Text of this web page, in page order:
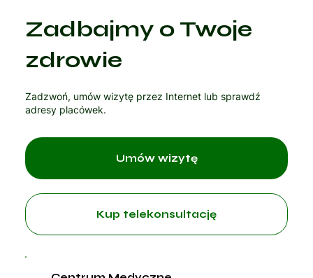
Zadbajmy o Twoje
zdrowie
Zadzwoń, umów wizytę przez Internet lub sprawdź
adresy placówek.
Kup telekonsultację
Umów wizytę